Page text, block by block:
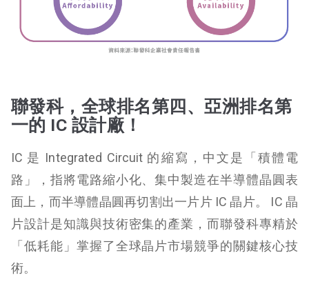
聯發科，全球排名第四、亞洲排名第
一的 IC 設計廠！
IC 是 Integrated Circuit 的縮寫，中文是「積體電
路」，指將電路縮小化、集中製造在半導體晶圓表
面上，而半導體晶圓再切割出一片片 IC 晶片。 IC 晶
片設計是知識與技術密集的產業，而聯發科專精於
「低耗能」掌握了全球晶片市場競爭的關鍵核心技
術。